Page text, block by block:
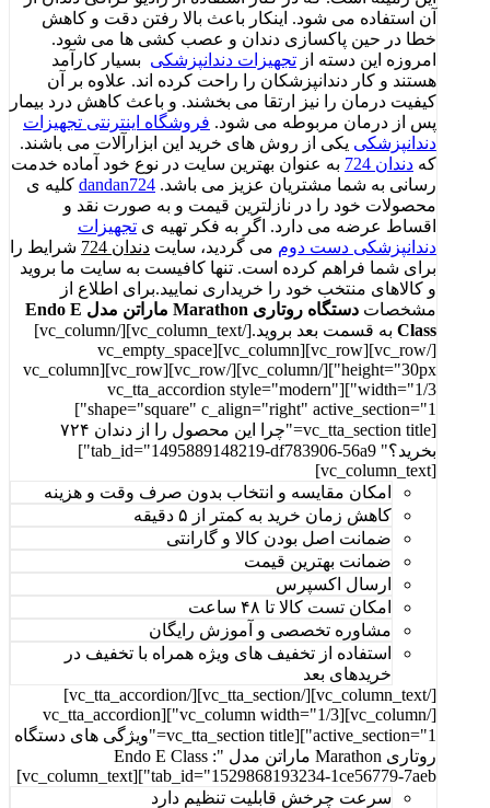
آن استفاده می شود. اینکار باعث بالا رفتن دقت و کاهش
خطا در حین پاکسازی دندان و عصب کشی ها می شود.
امروزه این دسته از تجهیزات دندانپزشکی بسیار کارآمد
هستند و کار دندانپزشکان را راحت کرده اند. علاوه بر آن
کیفیت درمان را نیز ارتقا می بخشند. و باعث کاهش درد بیمار
پس از درمان مربوطه می شود. فروشگاه اینترنتی تجهیزات
دندانپزشکی یکی از روش های خرید این ابزارآلات می باشند.
که دندان 724
به عنوان بهترین سایت در نوع خود آماده خدمت
رسانی به شما مشتریان عزیز می باشد. dandan724 کلیه ی
محصولات خود را در نازلترین قیمت و به صورت نقد و
اقساط عرضه می دارد. اگر به فکر تهیه ی تجهیزات
دندانپزشکی دست دوم می گردید، سایت دندان 724
شرایط را
برای شما فراهم کرده است. تنها کافیست به سایت ما بروید
و کالاهای منتخب خود را خریداری نمایید.برای اطلاع از
مشخصات
دستگاه روتاری Marathon ماراتن مدل Endo E
Class
به قسمت بعد بروید.[/vc_column_text][/vc_column]
[/vc_row][vc_row][vc_column][vc_empty_space
height="30px"][/vc_column][/vc_row][vc_row][vc_column
width="1/3"][vc_tta_accordion style="modern"
shape="square" c_align="right" active_section="1"]
[vc_tta_section title="چرا این محصول را از دندان ۷۲۴
بخرید؟" tab_id="1495889148219-df783906-56a9"]
[vc_column_text]
امکان مقایسه و انتخاب بدون صرف وقت و هزینه
کاهش زمان خرید به کمتر از ۵ دقیقه
ضمانت اصل بودن کالا و گارانتی
ضمانت بهترین قیمت
ارسال اکسپرس
امکان تست کالا تا ۴۸ ساعت
مشاوره تخصصی و آموزش رایگان
استفاده از تخفیف های ویژه همراه با تخفیف در
خرید‌های بعد
[/vc_column_text][/vc_tta_section][/vc_tta_accordion]
[/vc_column][vc_column width="1/3"][vc_tta_accordion
active_section="1"][vc_tta_section title="ویژگی های دستگاه
روتاری Marathon ماراتن مدل Endo E Class :"
tab_id="1529868193234-1ce56779-7aeb"][vc_column_text]
سرعت چرخش قابلیت تنظیم دارد